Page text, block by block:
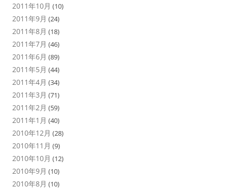
2011年10月 (10)
2011年9月 (24)
2011年8月 (18)
2011年7月 (46)
2011年6月 (89)
2011年5月 (44)
2011年4月 (34)
2011年3月 (71)
2011年2月 (59)
2011年1月 (40)
2010年12月 (28)
2010年11月 (9)
2010年10月 (12)
2010年9月 (10)
2010年8月 (10)